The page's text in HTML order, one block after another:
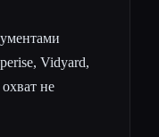
Vidyard,
не